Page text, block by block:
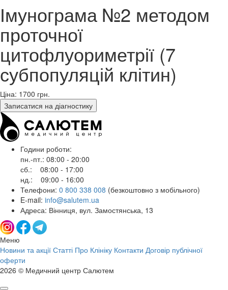
Імунограма №2 методом
проточної
цитофлуориметрії (7
субпопуляцій клітин)
Ціна: 1700 грн.
Записатися на діагностику
Години роботи:
пн.-пт.: 08:00 - 20:00
сб.: 08:00 - 17:00
нд.: 09:00 - 16:00
Телефони: 0 800 338 008 (безкоштовно з мобільного)
E-mail: info@salutem.ua
Адреса: Вінниця, вул. Замостянська, 13
Меню
Новини та акції Статті Про Клініку Контакти Договір публічної
оферти
2026 © Медичний центр Салютем